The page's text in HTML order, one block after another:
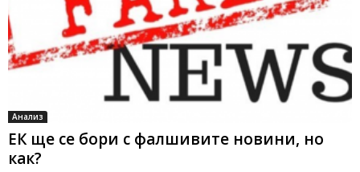
Анализ
ЕК ще се бори с фалшивите новини, но
как?